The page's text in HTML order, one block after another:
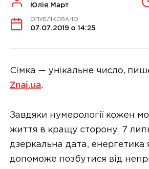
Юлія Март
ОПУБЛІКОВАНО
07.07.2019 о 14:25
Сімка — унікальне число,
Znaj.ua.
Завдяки нумерології кожен
життя в кращу сторону. 7
дзеркальна дата, енергетика
допоможе позбутися від